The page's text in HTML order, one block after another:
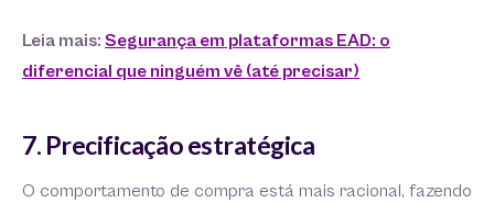
Leia mais: Segurança em plataformas EAD: o
diferencial que ninguém vê (até precisar)
7. Precificação estratégica
O comportamento de compra está mais racional, fazendo